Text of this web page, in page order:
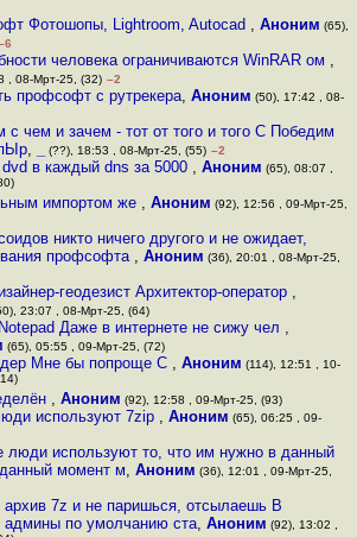
Фотошопы, Lightroom, Autocad , Аноним (65),
человека ограничиваются WinRAR ом ,
, 08-Мрт-25, (32) –2
профсофт с рутрекера,Аноним (50), 17:42 , 08-
с чем и зачем - тот от того и того С Победим
, (??), 18:53 , 08-Мрт-25, (55) –2
в каждый dns за 5000 , Аноним (65), 08:07 ,
импортом же , Аноним (92), 12:56 , 09-Мрт-25,
никто ничего другого и не ожидает,
профсофта , Аноним (36), 20:01 , 08-Мрт-25,
геодезист Архитектор-оператор ,
23:07 , 08-Мрт-25, (64)
Даже в интернете не сижу чел ,
(65), 05:55 , 09-Мрт-25, (72)
Мне бы попроще C ,Аноним (114), 12:51 , 10-
, Аноним (92), 12:58 , 09-Мрт-25, (93)
используют 7zip ,Аноним (65), 06:25 , 09-
люди используют то, что им нужно в данный
момент м, Аноним (36), 12:01 , 09-Мрт-25,
7z и не паришься, отсылаешь В
админы по умолчанию ста, Аноним (92), 13:02 ,